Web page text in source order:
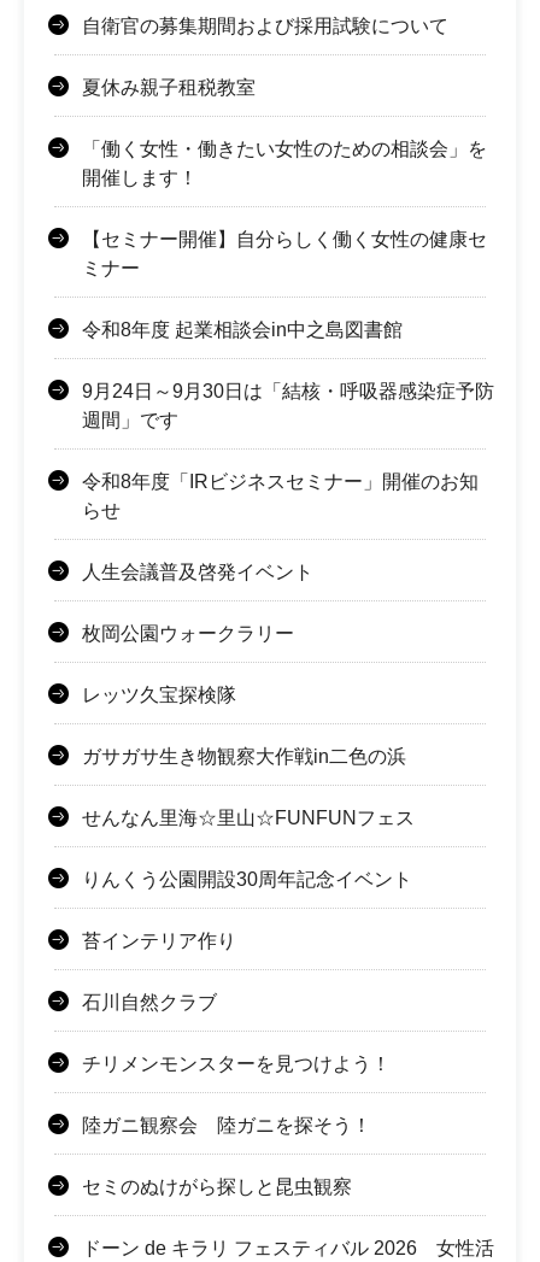
自衛官の募集期間および採用試験について
夏休み親子租税教室
「働く女性・働きたい女性のための相談会」を
開催します！
【セミナー開催】自分らしく働く女性の健康セ
ミナー
令和8年度 起業相談会in中之島図書館
9月24日～9月30日は「結核・呼吸器感染症予防
週間」です
令和8年度「IRビジネスセミナー」開催のお知
らせ
人生会議普及啓発イベント
枚岡公園ウォークラリー
レッツ久宝探検隊
ガサガサ生き物観察大作戦in二色の浜
せんなん里海☆里山☆FUNFUNフェス
りんくう公園開設30周年記念イベント
苔インテリア作り
石川自然クラブ
チリメンモンスターを見つけよう！
陸ガニ観察会 陸ガニを探そう！
セミのぬけがら探しと昆虫観察
ドーン de キラリ フェスティバル 2026 女性活